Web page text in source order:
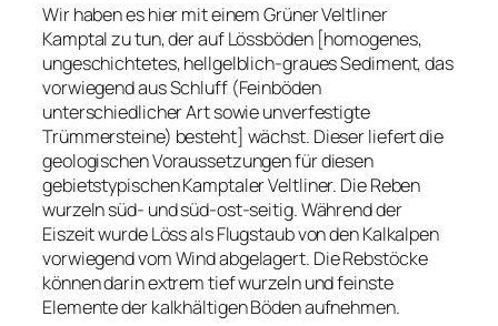
Wir haben es hier mit einem Grüner Veltliner
Kamptal zu tun, der auf Lössböden [homogenes,
ungeschichtetes, hellgelblich-graues Sediment, das
vorwiegend aus Schluff (Feinböden
unterschiedlicher Art sowie unverfestigte
Trümmersteine) besteht] wächst. Dieser liefert die
geologischen Voraussetzungen für diesen
gebietstypischen Kamptaler Veltliner. Die Reben
wurzeln süd- und süd-ost-seitig. Während der
Eiszeit wurde Löss als Flugstaub von den Kalkalpen
vorwiegend vom Wind abgelagert. Die Rebstöcke
können darin extrem tief wurzeln und feinste
Elemente der kalkhältigen Böden aufnehmen.